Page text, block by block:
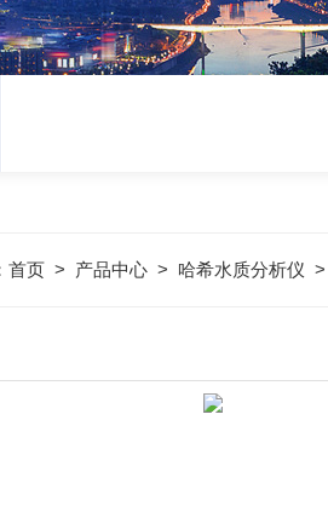
首页 > 产品中心 > 哈希水质分析仪 >